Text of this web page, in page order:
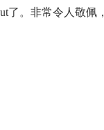
了。非常令人敬佩